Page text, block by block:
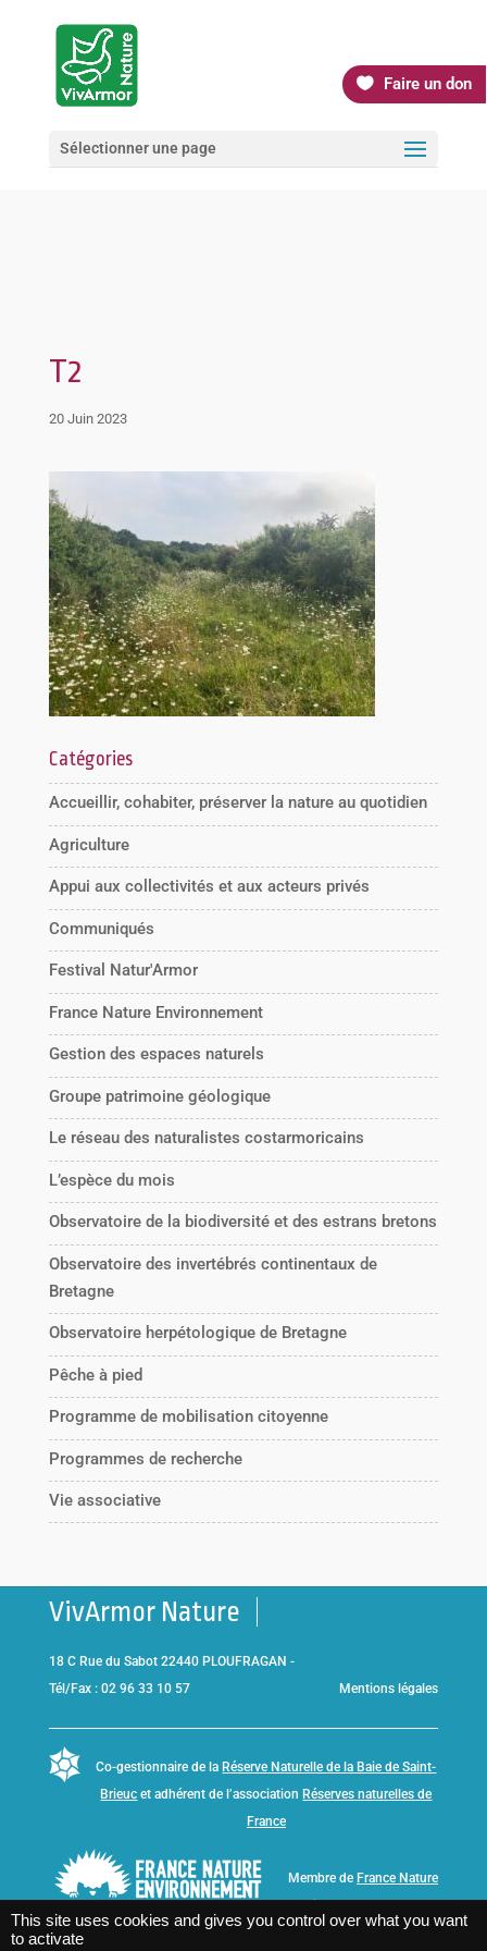
Faire un don
Sélectionner une page
T2
20 Juin 2023
Catégories
Accueillir, cohabiter, préserver la nature au quotidien
Agriculture
Appui aux collectivités et aux acteurs privés
Communiqués
Festival Natur'Armor
France Nature Environnement
Gestion des espaces naturels
Groupe patrimoine géologique
Le réseau des naturalistes costarmoricains
L’espèce du mois
Observatoire de la biodiversité et des estrans bretons
Observatoire des invertébrés continentaux de
Bretagne
Observatoire herpétologique de Bretagne
Pêche à pied
Programme de mobilisation citoyenne
Programmes de recherche
Vie associative
VivArmor Nature
18 C Rue du Sabot 22440 PLOUFRAGAN -
Tél/Fax : 02 96 33 10 57
Mentions légales
Co-gestionnaire de la Réserve Naturelle de la Baie de Saint-
Brieuc et adhérent de l’association Réserves naturelles de
France
Membre de France Nature
This site uses cookies and gives you control over what you want
to activate